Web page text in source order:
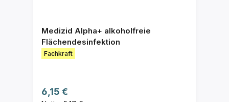
Medizid Alpha+ alkoholfreie
Flächendesinfektion
Fachkraft
Regulärer Preis:
6,15 €